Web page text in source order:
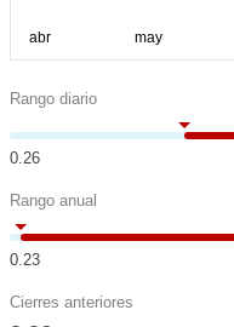
Rango diario
0.26
Rango anual
0.23
Cierres anteriores